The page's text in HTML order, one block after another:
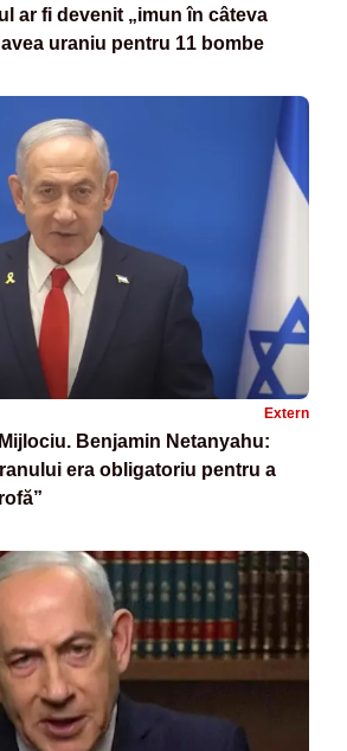
ar fi devenit „imun în câteva
avea uraniu pentru 11 bombe
Extern
Benjamin Netanyahu:
era obligatoriu pentru a